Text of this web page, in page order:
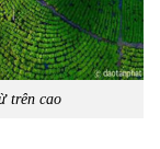
trên cao